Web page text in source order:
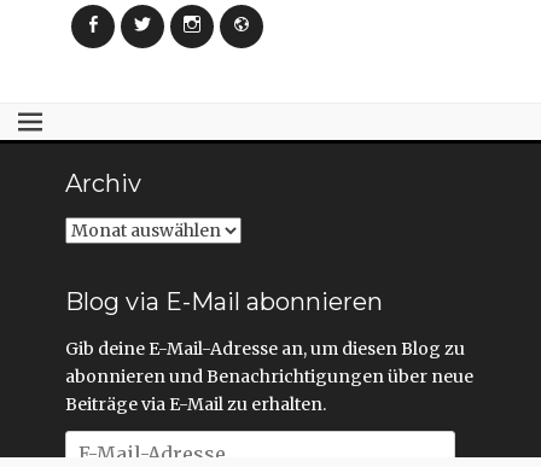
FacebookTwitter InstagramWebseite
Archiv
Archiv
Blog via E-Mail abonnieren
Gib deine E-Mail-Adresse an, um diesen Blog zu
abonnieren und Benachrichtigungen über neue
Beiträge via E-Mail zu erhalten.
E-